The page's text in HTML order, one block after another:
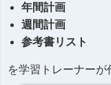
年間計画
週間計画
参考書リスト
を学習トレーナーが